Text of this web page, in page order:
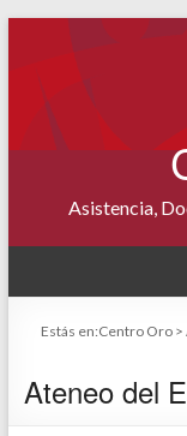
Asistencia,
Estás en:Centro Oro >
Ateneo del